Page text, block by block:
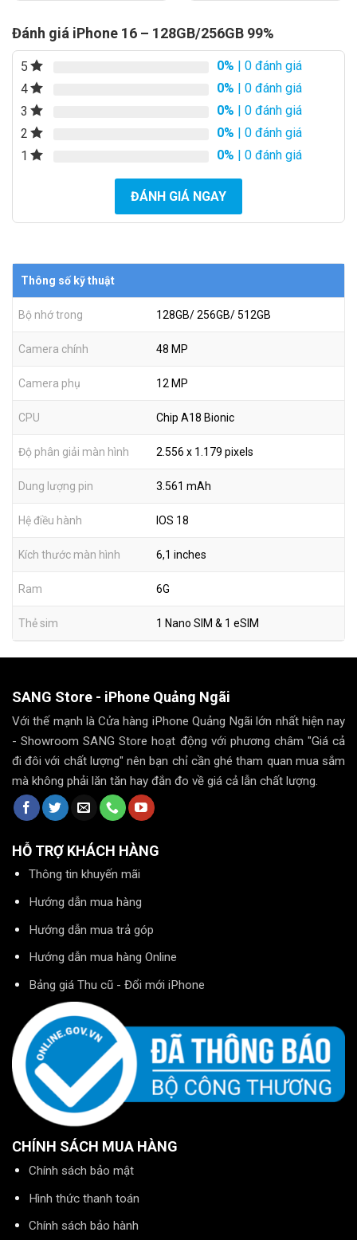
Đánh giá iPhone 16 – 128GB/256GB 99%
5 0% | 0 đánh giá
4
0% | 0 đánh giá
3
0% | 0 đánh giá
2
0% | 0 đánh giá
1
0% | 0 đánh giá
ĐÁNH GIÁ NGAY
Thông số kỹ thuật
Bộ nhớ trong 128GB/ 256GB/ 512GB
Camera chính 48 MP
Camera phụ 12 MP
CPU Chip A18 Bionic
Độ phân giải màn hình 2.556 x 1.179 pixels
Dung lượng pin 3.561 mAh
Hệ điều hành IOS 18
Kích thước màn hình 6,1 inches
Ram 6G
Thẻ sim 1 Nano SIM & 1 eSIM
SANG Store - iPhone Quảng Ngãi
Với thế mạnh là Cửa hàng iPhone Quảng Ngãi lớn nhất hiện nay
- Showroom SANG Store hoạt động với phương châm "Giá cả
đi đôi với chất lượng" nên bạn chỉ cần ghé tham quan mua sắm
mà không phải lăn tăn hay đắn đo về giá cả lẫn chất lượng.
HỖ TRỢ KHÁCH HÀNG
Thông tin khuyến mãi
Hướng dẫn mua hàng
Hướng dẫn mua trả góp
Hướng dẫn mua hàng Online
Bảng giá Thu cũ - Đổi mới iPhone
CHÍNH SÁCH MUA HÀNG
Chính sách bảo mật
Hình thức thanh toán
Chính sách bảo hành